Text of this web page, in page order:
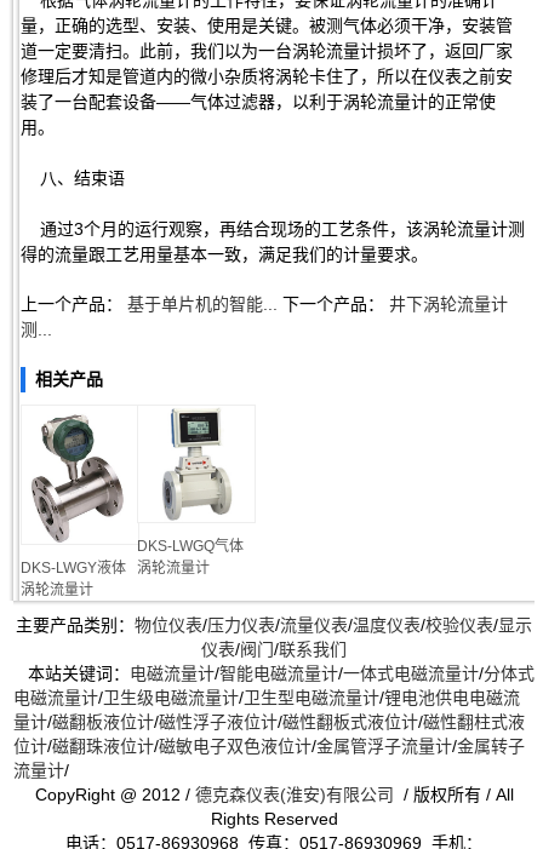
量，正确的选型、安装、使用是关键。被测气体必须干净，安装管
道一定要清扫。此前，我们以为一台涡轮流量计损坏了，返回厂家
修理后才知是管道内的微小杂质将涡轮卡住了，所以在仪表之前安
装了一台配套设备——气体过滤器，以利于涡轮流量计的正常使
用。
八、结束语
通过3个月的运行观察，再结合现场的工艺条件，该涡轮流量计测
得的流量跟工艺用量基本一致，满足我们的计量要求。
上一个产品： 基于单片机的智能... 下一个产品： 井下涡轮流量计
测...
相关产品
DKS-LWGY液体
涡轮流量计
DKS-LWGQ气体
涡轮流量计
主要产品类别： 物位仪表/压力仪表/流量仪表/温度仪表/校验仪表/显示
仪表/阀门/联系我们
本站关键词： 电磁流量计/智能电磁流量计/一体式电磁流量计/分体式
电磁流量计/卫生级电磁流量计/卫生型电磁流量计/锂电池供电电磁流
量计/磁翻板液位计/磁性浮子液位计/磁性翻板式液位计/磁性翻柱式液
位计/磁翻珠液位计/磁敏电子双色液位计/金属管浮子流量计/金属转子
流量计/
CopyRight @ 2012 / 德克森仪表(淮安)有限公司 / 版权所有 / All
Rights Reserved
电话：0517-86930968 传真：0517-86930969 手机：